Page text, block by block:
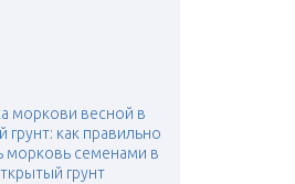
моркови весной в
грунт: как правильно
морковь семенами в
грунт